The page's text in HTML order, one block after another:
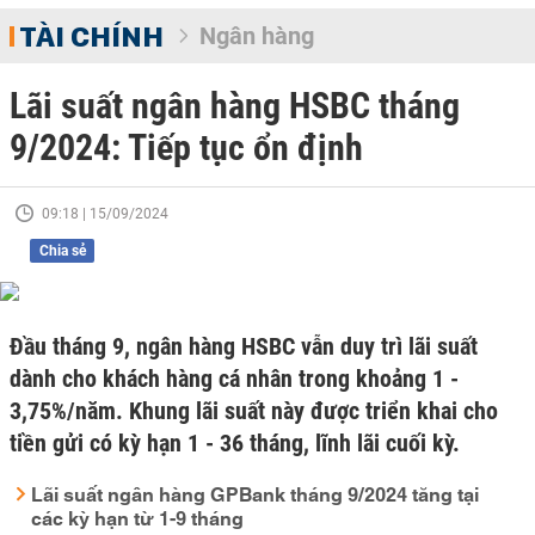
TÀI CHÍNH Ngân hàng
Lãi suất ngân hàng HSBC tháng
9/2024: Tiếp tục ổn định
09:18 | 15/09/2024
Chia sẻ
Đầu tháng 9, ngân hàng HSBC vẫn duy trì lãi suất
dành cho khách hàng cá nhân trong khoảng 1 -
3,75%/năm. Khung lãi suất này được triển khai cho
tiền gửi có kỳ hạn 1 - 36 tháng, lĩnh lãi cuối kỳ.
Lãi suất ngân hàng GPBank tháng 9/2024 tăng tại
các kỳ hạn từ 1-9 tháng